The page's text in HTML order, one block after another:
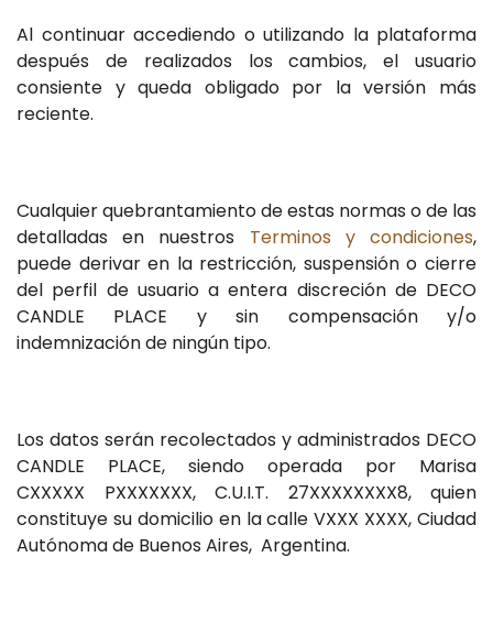
Al continuar accediendo o utilizando la plataforma
después de realizados los cambios, el usuario
consiente y queda obligado por la versión más
reciente.
Cualquier quebrantamiento de estas normas o de las
detalladas en nuestros Terminos y condiciones,
puede derivar en la restricción, suspensión o cierre
del perfil de usuario a entera discreción de DECO
CANDLE PLACE y sin compensación y/o
indemnización de ningún tipo.
Los datos serán recolectados y administrados DECO
CANDLE PLACE, siendo operada por Marisa
CXXXXX PXXXXXXX, C.U.I.T. 27XXXXXXXX8, quien
constituye su domicilio en la calle VXXX XXXX, Ciudad
Autónoma de Buenos Aires, Argentina.